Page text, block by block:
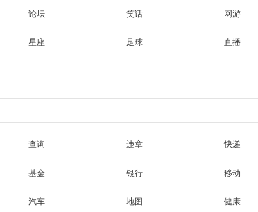
论坛 笑话 网游
星座 足球 直播
查询 违章 快递
基金 银行 移动
汽车 地图 健康